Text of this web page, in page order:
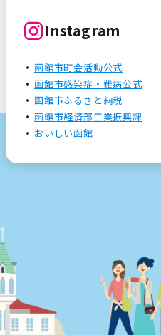
Instagram
函館市町会活動公式
函館市感染症・難病公式
函館市ふるさと納税
函館市経済部工業振興課
おいしい函館